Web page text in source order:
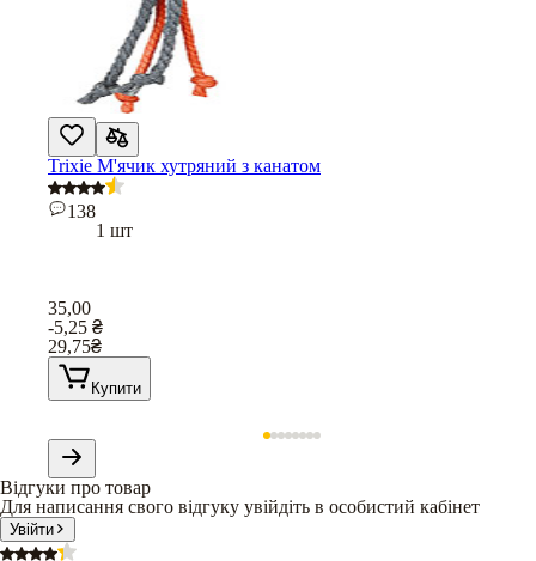
Trixie М'ячик хутряний з канатом
138
1 шт
35,00
-5,25 ₴
29,75₴
Купити
Відгуки про товар
Для написання свого відгуку увійдіть в особистий кабінет
Увійти